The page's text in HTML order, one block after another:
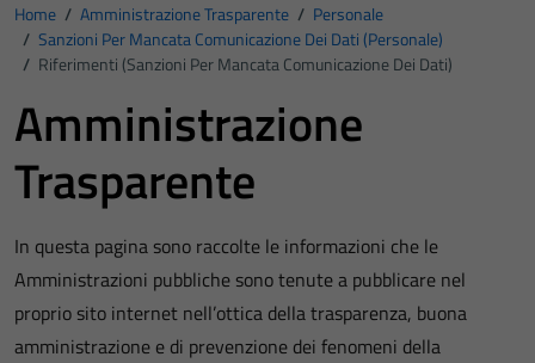
Home / Amministrazione Trasparente / Personale
/ Sanzioni Per Mancata Comunicazione Dei Dati (personale)
/ Riferimenti (Sanzioni Per Mancata Comunicazione Dei Dati)
Amministrazione
Trasparente
In questa pagina sono raccolte le informazioni che le
Amministrazioni pubbliche sono tenute a pubblicare nel
proprio sito internet nell’ottica della trasparenza, buona
amministrazione e di prevenzione dei fenomeni della